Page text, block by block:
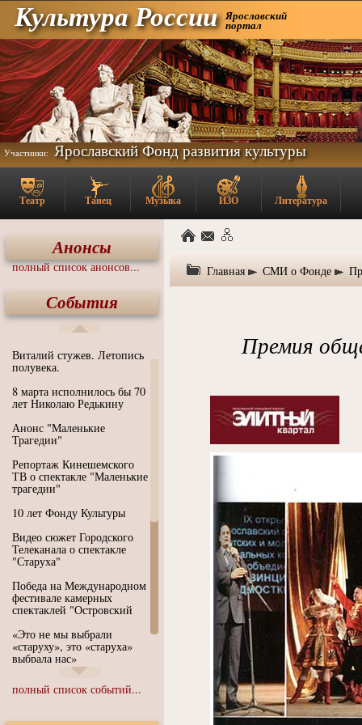
Культура России Ярославский
портал
Участники: Ярославский Фонд развития культуры
Театр Танец Музыка ИЗО Литература
Анонсы
полный список анонсов...
События
Виталий стужев. Летопись
полувека.
8 марта исполнилось бы 70
лет Николаю Редькину
Анонс "Маленькие
Трагедии"
Репортаж Кинешемского
ТВ о спектакле "Маленькие
трагедии"
10 лет Фонду Культуры
Видео сюжет Городского
Телеканала о спектакле
"Старуха"
Победа на Международном
фестивале камерных
спектаклей "Островский
«Это не мы выбрали
«старуху», это «старуха»
выбрала нас»
Иммерсивный спектакль
"Язык чистого полета
полный список событий...
Главная СМИ о Фонде
Премия